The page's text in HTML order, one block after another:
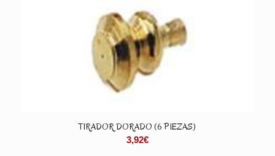
TIRADOR DORADO (6 PIEZAS)
3,92€